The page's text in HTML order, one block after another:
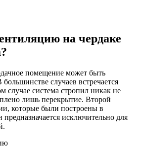
на чердаке
помещение может быть
случаев встречается
случае система стропил никак не
лишь перекрытие. Второй
которые были построены в
исключительно для